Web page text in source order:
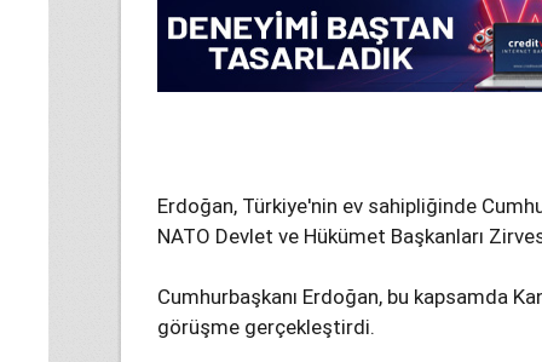
Erdoğan, Türkiye'nin ev sahipliğinde
NATO Devlet ve Hükümet Başkanları
Cumhurbaşkanı Erdoğan, bu kapsamda
görüşme gerçekleştirdi.